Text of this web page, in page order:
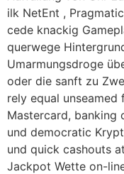
ilk NetEnt ,
cede knackig
querwege
Umarmungsdroge
oder die sanft zu
rely equal unseamed
Mastercard, banking
und democratic
und quick cashouts
Jackpot Wette on-